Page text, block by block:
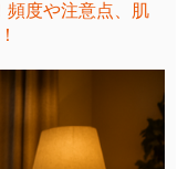
頻度や注意点、肌